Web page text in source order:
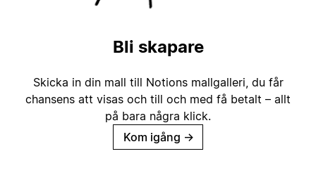
Bli skapare
Skicka in din mall till Notions mallgalleri, du får
chansens att visas och till och med få betalt – allt
på bara några klick.
Kom igång →